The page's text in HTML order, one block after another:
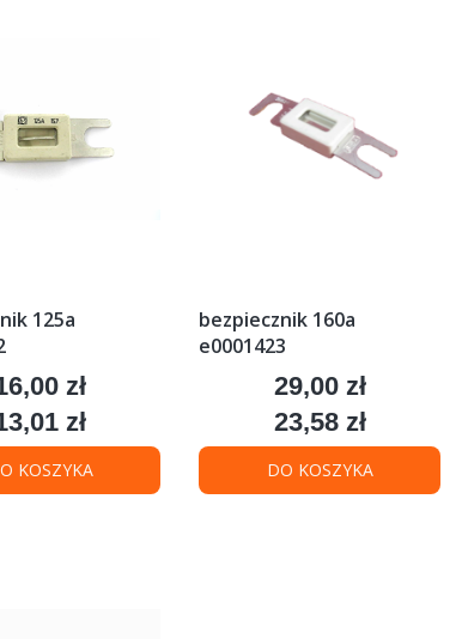
125a
zł
zł
KOSZYKA
bezpiecznik 160a
e0001423
Cena
29,00 zł
Cena
23,58 zł
DO KOSZYKA